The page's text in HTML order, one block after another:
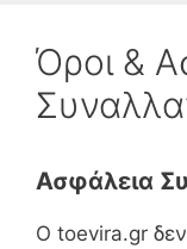
Όροι &
Ασφάλεια
Ο toevira.gr δεν